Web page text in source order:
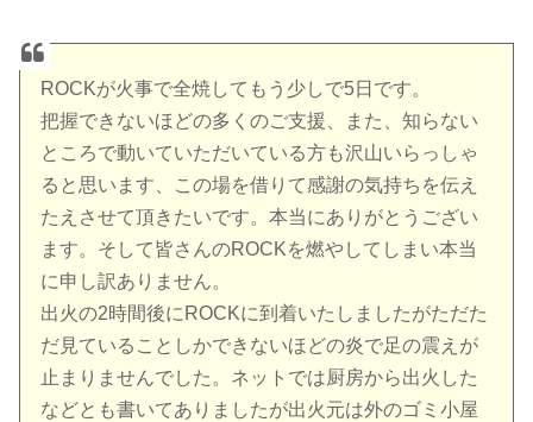
ROCKが火事で全焼してもう少しで5日です。
把握できないほどの多くのご支援、また、知らない
ところで動いていただいている方も沢山いらっしゃ
ると思います、この場を借りて感謝の気持ちを伝え
たえさせて頂きたいです。本当にありがとうござい
ます。そして皆さんのROCKを燃やしてしまい本当
に申し訳ありません。
出火の2時間後にROCKに到着いたしましたがただた
だ見ていることしかできないほどの炎で足の震えが
止まりませんでした。ネットでは厨房から出火した
などとも書いてありましたが出火元は外のゴミ小屋